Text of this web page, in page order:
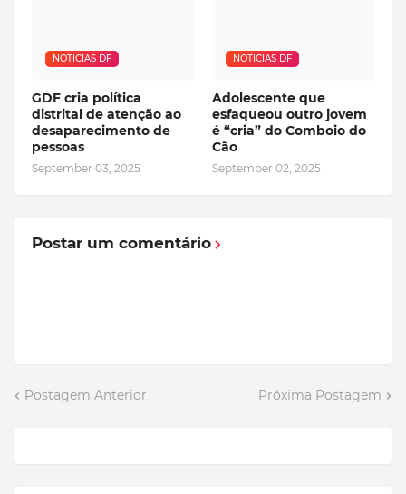
NOTICIAS DF
GDF cria política
distrital de atenção ao
desaparecimento de
pessoas
September 03, 2025
NOTICIAS DF
Adolescente que
esfaqueou outro jovem
é “cria” do Comboio do
Cão
September 02, 2025
Postar um comentário
Postagem Anterior Próxima Postagem